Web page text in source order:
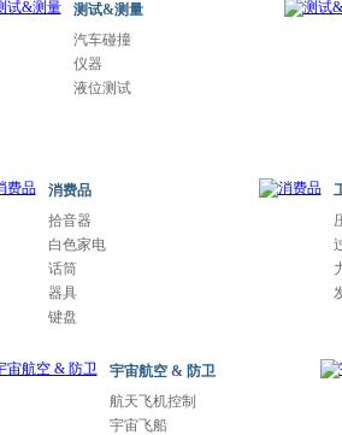
测试&测量
汽车碰撞
仪器
液位测试
消费品
拾音器
白色家电
话筒
器具
键盘
宇宙航空 & 防卫
航天飞机控制
宇宙飞船